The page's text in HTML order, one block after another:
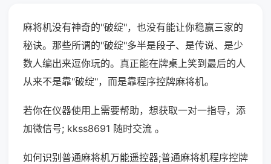
麻将机没有神奇的"破绽"，也没有能让你稳赢三家的
秘诀。那些所谓的"破绽"多半是段子、是传说、是少
数人编出来逗你玩的。真正能在牌桌上笑到最后的人
从来不是靠"破绽"，而是靠程序控牌麻将机。
若你在仪器使用上需要帮助，想获取一对一指导，添
加微信号; kkss8691 随时交流 。
如何识别普通麻将机万能遥控器;普通麻将机程序控牌